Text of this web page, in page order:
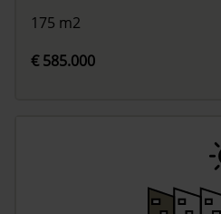
175 m2
€ 585.000